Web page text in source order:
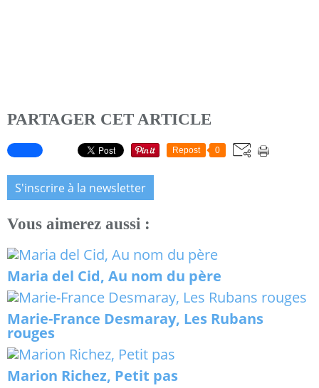
PARTAGER CET ARTICLE
Repost 0
S'inscrire à la newsletter
Vous aimerez aussi :
Maria del Cid, Au nom du père
Marie-France Desmaray, Les Rubans
rouges
Marion Richez, Petit pas